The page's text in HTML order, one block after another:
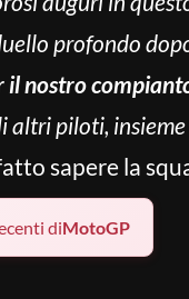
profondo
il nostro
altri piloti,
sapere la
diMotoGP